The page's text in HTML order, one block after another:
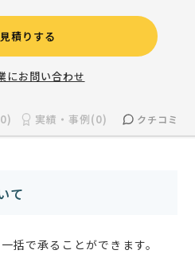
積りする
にお問い合わせ
実績・事例(0) クチコミ(2)
て
括で承ることができます。